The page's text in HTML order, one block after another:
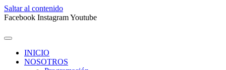
Saltar al contenido
Facebook InstagramYoutube
INICIO
NOSOTROS